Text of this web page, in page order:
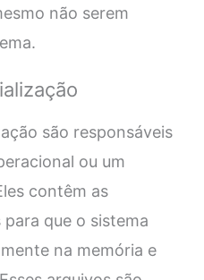
não serem
são responsáveis
ou um
contêm as
que o sistema
na memória e